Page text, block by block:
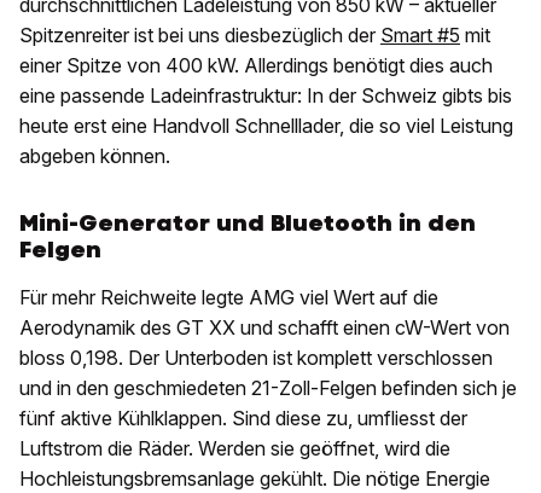
durchschnittlichen Ladeleistung von 850 kW – aktueller
Spitzenreiter ist bei uns diesbezüglich der Smart #5 mit
einer Spitze von 400 kW. Allerdings benötigt dies auch
eine passende Ladeinfrastruktur: In der Schweiz gibts bis
heute erst eine Handvoll Schnelllader, die so viel Leistung
abgeben können.
Mini-Generator und Bluetooth in den
Felgen
Für mehr Reichweite legte AMG viel Wert auf die
Aerodynamik des GT XX und schafft einen cW-Wert von
bloss 0,198. Der Unterboden ist komplett verschlossen
und in den geschmiedeten 21-Zoll-Felgen befinden sich je
fünf aktive Kühlklappen. Sind diese zu, umfliesst der
Luftstrom die Räder. Werden sie geöffnet, wird die
Hochleistungsbremsanlage gekühlt. Die nötige Energie